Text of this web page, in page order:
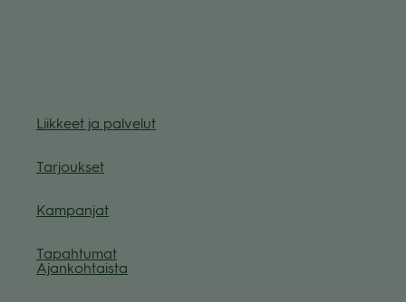
Liik­keet ja pal­ve­lut
Tar­jouk­set
Kam­pan­jat
Tapah­tu­mat
Ajan­koh­taista